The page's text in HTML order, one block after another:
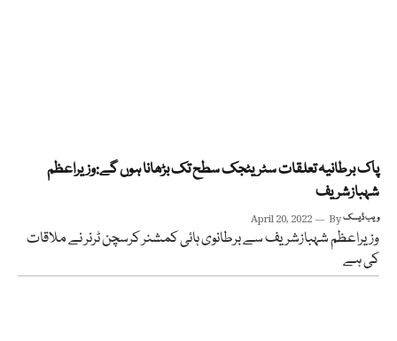
پاک برطانیہ تعلقات سٹریٹجک سطح تک بڑھانا ہوں گے:وزیراعظم
شہبازشریف
April 20, 2022 Byویب ڈیسک
وزیراعظم شہبازشریف سے برطانوی ہائی کمشنر کرسچن ٹرنر نے ملاقات
کی ہے